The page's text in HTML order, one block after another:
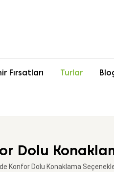
Fırsatları Turlar
Dolu
Konfor Dolu Konaklama